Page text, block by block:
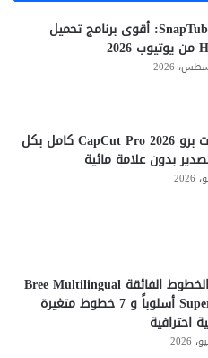
تحميل SnapTube VIP: أقوى برنامج تحميل
حصريا كاب كت برو CapCut Pro 2026 كامل بكل
بدون علامة مائية
تحميل عائلة الخطوط الفائقة Bree Multilingual
Super Family: 78 أسلوباً و 7 خطوط متغيرة
احترافية